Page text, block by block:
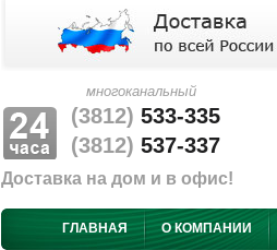
многоканальный
(3812) 533-335
(3812) 537-337
Доставка на дом и в офис!
ГЛАВНАЯ О КОМПАНИИ